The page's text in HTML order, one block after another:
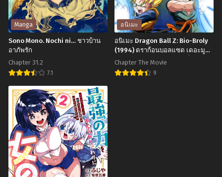
Chapter 128
ธันวาคม 3, 2023
Chapter 127
ธันวาคม 3, 2023
Chapter 126
ธันวาคม 3, 2023
Chapter 125
ธันวาคม 3, 2023
Chapter 124 Chapter 123
Chapter 122
ธันวาคม 3, 2023
Chapter 120
ธันวาคม 3, 2023
Chapter 118
ธันวาคม 3, 2023
Hajimeru
Dorei
Harem
Manga
Sono Mono. Nochi ni… ชาวบ้าน
อาภัพรัก
Chapter 31.2
7.1
Sono
Mono.
Nochi
ni…
ชาว
บ้าน
อาภัพ
อนิเมะ
อนิเมะ Dragon Ball Z: Bio-Broly
(1994) ดราก้อนบอลแซด เดอะมูฟวี่
11: สุดยอดนักรบไบโอโบรลี่ พากย์
ไทย
Chapter The Movie
9